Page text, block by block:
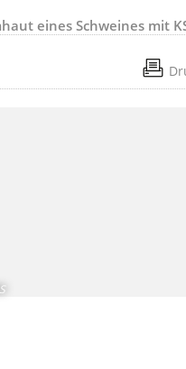
eines Schweines mit